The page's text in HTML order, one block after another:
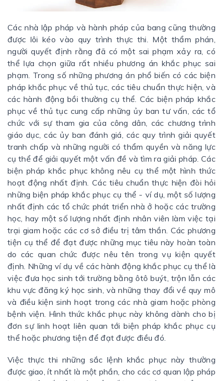
Các nhà lập pháp và hành pháp của bang cũng thường
được lôi kéo vào quy trình thực thi. Một thẩm phán,
người quyết định rằng đã có một sai phạm xảy ra, có
thể lựa chọn giữa rất nhiều phương án khắc phục sai
phạm. Trong số những phương án phổ biến có các biện
pháp khắc phục về thủ tục, các tiêu chuẩn thực hiện, và
các hành động bồi thường cụ thể. Các biện pháp khắc
phục về thủ tục cung cấp những ủy ban tư vấn, các tổ
chức với sự tham gia của công dân, các chương trình
giáo dục, các ủy ban đánh giá, các quy trình giải quyết
tranh chấp và những người có thẩm quyền và năng lực
cụ thể để giải quyết một vấn đề và tìm ra giải pháp. Các
biện pháp khắc phục không nêu cụ thể một hình thức
hoạt động nhất định. Các tiêu chuẩn thực hiện đòi hỏi
những biện pháp khắc phục cụ thể - ví dụ, một số lượng
nhất định các tổ chức phát triển nhà ở hoặc các trường
học, hay một số lượng nhất định nhân viên làm việc tại
trại giam hoặc các cơ sở điều trị tâm thần. Các phương
tiện cụ thể để đạt được những mục tiêu này hoàn toàn
do các quan chức được nêu tên trong vụ kiện quyết
định. Những ví dụ về các hành động khắc phục cụ thể là
việc đưa học sinh tới trường bằng ôtô buýt, trộn lẫn các
khu vực đăng ký học sinh, và những thay đổi về quy mô
và điều kiện sinh hoạt trong các nhà giam hoặc phòng
bệnh viện. Hình thức khắc phục này không dành cho bị
đơn sự linh hoạt liên quan tới biện pháp khắc phục cụ
thể hoặc phương tiện để đạt được điều đó.
Việc thực thi những sắc lệnh khắc phục này thường
được giao, ít nhất là một phần, cho các cơ quan lập pháp